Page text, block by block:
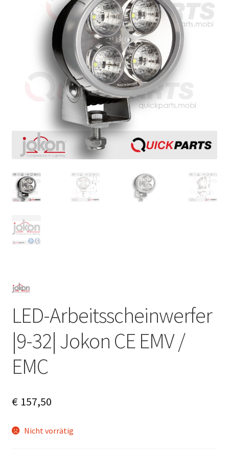
LED-Arbeitsscheinwerfer
|9-32| Jokon CE EMV /
EMC
€157,50
Nicht vorrätig